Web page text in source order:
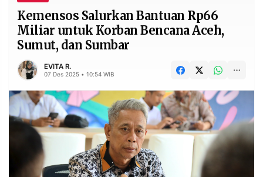
RUBRIKASI
EDITORIAL AKSARA
FINANSIA PERSONA
DAERAH NASIONAL
MANCA SPORT
INFORMASI
Kemensos Salurkan Bantuan Rp66
Miliar untuk Korban Bencana Aceh,
Sumut, dan Sumbar
EVITA R.
07 Des 2025 • 10:54 WIB